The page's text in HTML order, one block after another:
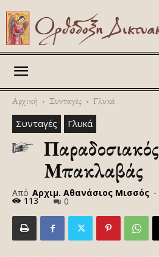
Αρχική Συνταγές Γλυκά
Συνταγές Γλυκά
Παραδοσιακός
Μπακλαβάς
Από Αρχιμ. Αθανάσιος Μισσός -
113 0